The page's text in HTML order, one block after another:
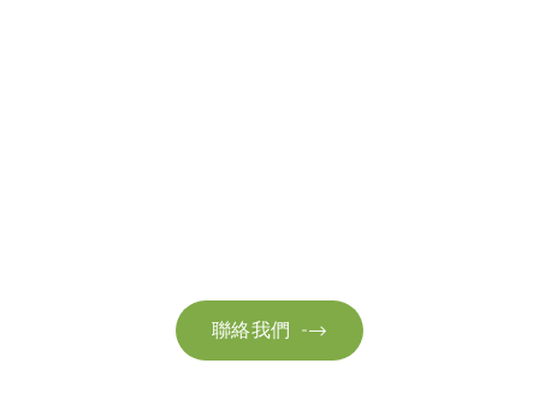

聯絡我們